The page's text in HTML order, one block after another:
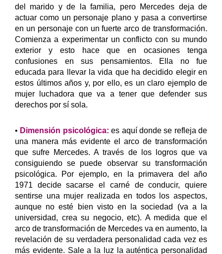
del marido y de la familia, pero Mercedes deja de
actuar como un personaje plano y pasa a convertirse
en un personaje con un fuerte arco de transformación.
Comienza a experimentar un conflicto con su mundo
exterior y esto hace que en ocasiones tenga
confusiones en sus pensamientos. Ella no fue
educada para llevar la vida que ha decidido elegir en
estos últimos años y, por ello, es un claro ejemplo de
mujer luchadora que va a tener que defender sus
derechos por sí sola.
• Dimensión psicológica: es aquí donde se refleja de
una manera más evidente el arco de transformación
que sufre Mercedes. A través de los logros que va
consiguiendo se puede observar su transformación
psicológica. Por ejemplo, en la primavera del año
1971 decide sacarse el carné de conducir, quiere
sentirse una mujer realizada en todos los aspectos,
aunque no esté bien visto en la sociedad (va a la
universidad, crea su negocio, etc). A medida que el
arco de transformación de Mercedes va en aumento, la
revelación de su verdadera personalidad cada vez es
más evidente. Sale a la luz la auténtica personalidad